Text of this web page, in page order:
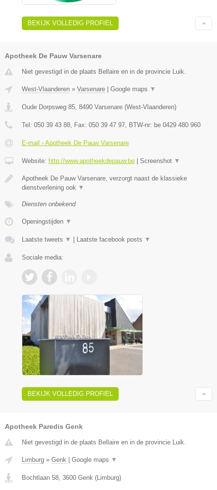
BEKIJK VOLLEDIG PROFIEL
Apotheek De Pauw Varsenare
Niet gevestigd in de plaats Bellaire en in de provincie Luik.
West-Vlaanderen » Varsenare Google maps ▼
Oude Dorpsweg 85 8490 Varsenare (West-Vlaanderen)
Tel: 050 39 43 88 , Fax: 050 39 47 97 , BTW-nr: be 0429 480 960
E-mail › Apotheek De Pauw Varsenare
Website: http://www.apotheekdepauw.be Screenshot ▼
Apotheek De Pauw Varsenare, verzorgt naast de klassieke
dienstverlening ook ▼
Diensten onbekend
Openingstijden ▼
Laatste tweets ▼ Laatste facebook posts ▼
Sociale media:
BEKIJK VOLLEDIG PROFIEL
Apotheek Paredis Genk
Niet gevestigd in de plaats Bellaire en in de provincie Luik.
Limburg » Genk | Google maps ▼
Bochtlaan 58 3600 Genk (Limburg)